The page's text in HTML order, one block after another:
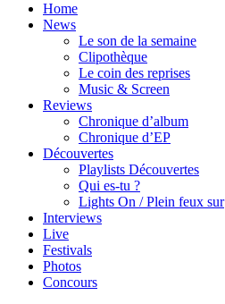
Home
News
Le son de la semaine
Clipothèque
Le coin des reprises
Music & Screen
Reviews
Chronique d’album
Chronique d’EP
Découvertes
Playlists Découvertes
Qui es-tu ?
Lights On / Plein feux sur
Interviews
Live
Festivals
Photos
Concours